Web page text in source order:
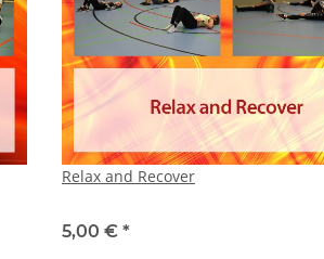
Relax and Recover
5,00 € *